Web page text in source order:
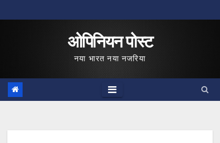
to
ओपिनियन पोस्ट
नया भारत नया नजरिया